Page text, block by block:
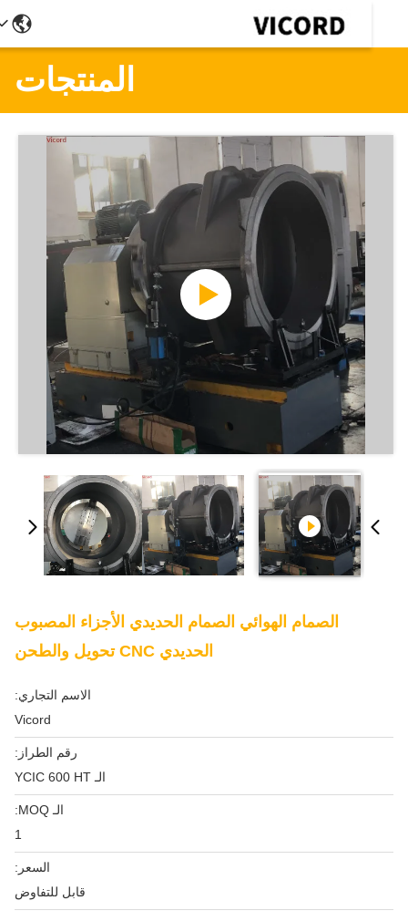
المنتجات
الصمام الهوائي الصمام الحديدي الأجزاء المصبوب
الحديدي CNC تحويل والطحن
الاسم التجاري:
Vicord
رقم الطراز:
السعر:
قابل للتفاوض